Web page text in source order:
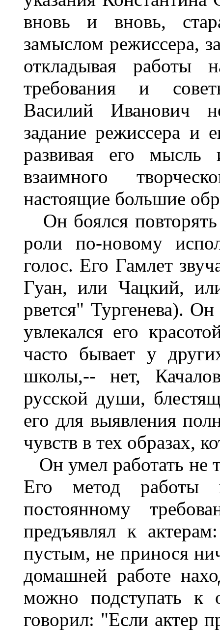
вновь и вновь,
замыслом режиссера,
откладывая работы
требования и
Василий Иванович
задание режиссера и
развивая его
взаимного
настоящие большие
Он боялся повторять
роли по-новому
голос. Его Гамлет
Гуан, или Чацкий,
рвется" Тургенева).
увлекался его
часто бывает у
школы,-- нет,
русской души,
его для выявления
чувств в тех образах,
Он умел работать не
Его метод работы
постоянному
предъявлял к
пустым, не принося
домашней работе
можно подступать к
говорил: "Если актер